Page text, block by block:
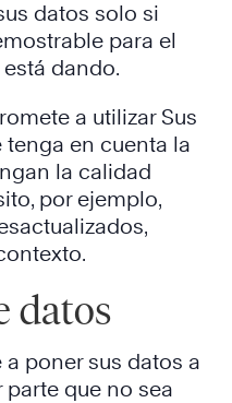
datos solo si
para el
dando.
a utilizar Sus
tenga en cuenta la
la calidad
por ejemplo,
datos
poner sus datos a
que no sea